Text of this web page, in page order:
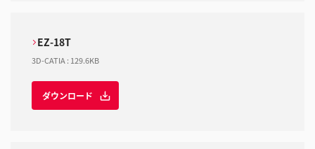
EZ-18T
3D-CATIA : 129.6KB
ダウンロード